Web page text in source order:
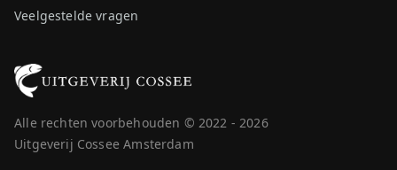
Veelgestelde vragen
Alle rechten voorbehouden © 2022 - 2026
Uitgeverij Cossee Amsterdam